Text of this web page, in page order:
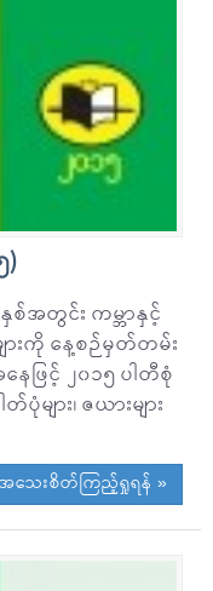
)
စ်အတွင်း ကမ္ဘာနှင့်
ားကို နေ့စဉ်မှတ်တမ်း
ေဖြင့် ၂၀၁၅ ပါတီစုံ
ျား၊ ဇယားများ
အသေးစိတ်ကြည့်ရှုရန် »